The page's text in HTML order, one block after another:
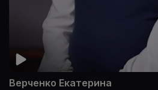
Верченко Екатерина